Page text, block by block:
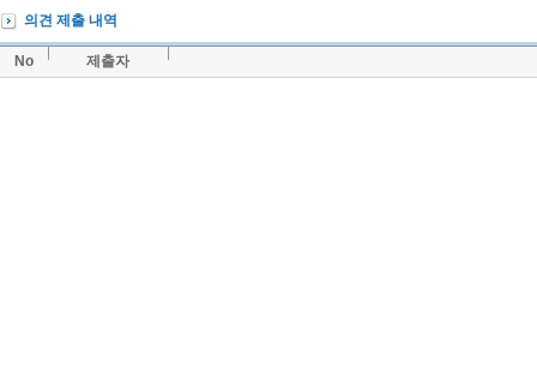
의견 제출 내역
No 제출자